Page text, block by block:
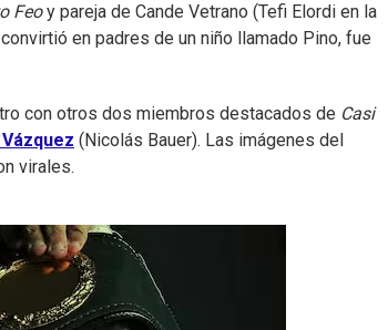
Feoy pareja de Cande Vetrano (Tefi Elordi en la
en padres de un niño llamado Pino, fue
con otros dos miembros destacados de Casi
(Nicolás Bauer). Las imágenes del
virales.